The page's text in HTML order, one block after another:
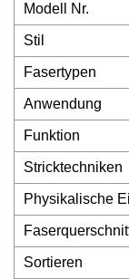
Modell Nr.
Stil
Fasertypen
Anwendung
Funktion
Stricktechniken
Physikalische
Sortieren